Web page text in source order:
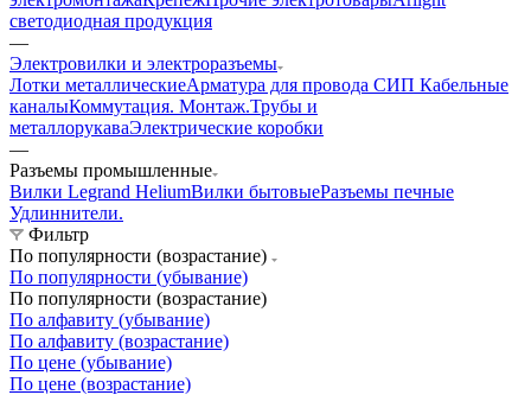
светодиодная продукция
—
Электровилки и электроразъемы
Лотки металлическиеАрматура для провода СИП Кабельные
каналыКоммутация. Монтаж.Трубы и
металлорукаваЭлектрические коробки
—
Разъемы промышленные
Вилки Legrand HeliumВилки бытовыеРазъемы печные
Удлиннители.
Фильтр
По популярности (возрастание)
По популярности (убывание)
По популярности (возрастание)
По алфавиту (убывание)
По алфавиту (возрастание)
По цене (убывание)
По цене (возрастание)